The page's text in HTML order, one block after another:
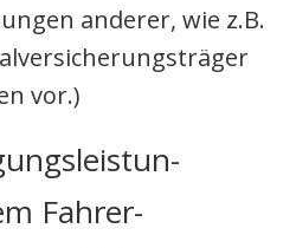
ande­rer, wie z.B.
vor.)
Fah­rer­